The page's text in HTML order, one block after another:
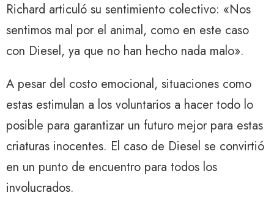
Richard articuló su sentimiento colectivo: «Nos
sentimos mal por el animal, como en este caso
con Diesel, ya que no han hecho nada malo».
A pesar del costo emocional, situaciones como
estas estimulan a los voluntarios a hacer todo lo
posible para garantizar un futuro mejor para estas
criaturas inocentes. El caso de Diesel se convirtió
en un punto de encuentro para todos los
involucrados.